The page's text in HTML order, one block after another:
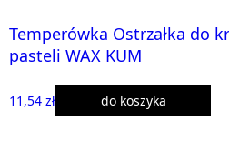
Temperówka Ostrzałka do
pasteli WAX KUM
11,54 zł do koszyka